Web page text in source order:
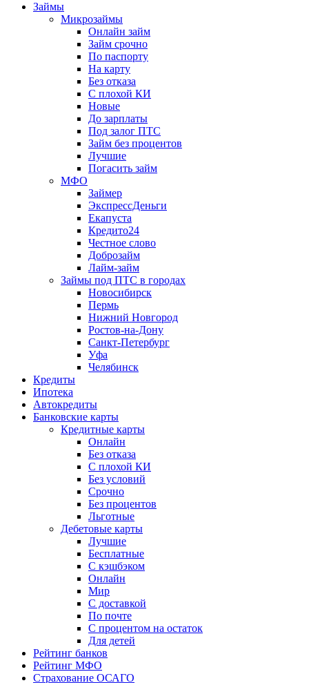
Займы
Микрозаймы
Онлайн займ
Займ срочно
По паспорту
На карту
Без отказа
С плохой КИ
Новые
До зарплаты
Под залог ПТС
Займ без процентов
Лучшие
Погасить займ
МФО
Займер
ЭкспрессДеньги
Екапуста
Кредито24
Честное слово
Доброзайм
Лайм-займ
Займы под ПТС в городах
Новосибирск
Пермь
Нижний Новгород
Ростов-на-Дону
Санкт-Петербург
Уфа
Челябинск
Кредиты
Ипотека
Автокредиты
Банковские карты
Кредитные карты
Онлайн
Без отказа
С плохой КИ
Без условий
Срочно
Без процентов
Льготные
Дебетовые карты
Лучшие
Бесплатные
С кэшбэком
Онлайн
Мир
С доставкой
По почте
С процентом на остаток
Для детей
Рейтинг банков
Рейтинг МФО
Страхование ОСАГО